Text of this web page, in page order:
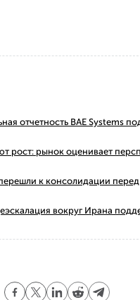
отчетность BAE Systems
рост: рынок оценивает
к консолидации
вокруг Ирана